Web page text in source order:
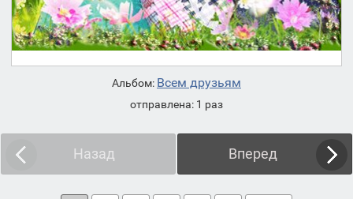
Альбом: Всем друзьям
отправлена: 1 раз
Назад Вперед